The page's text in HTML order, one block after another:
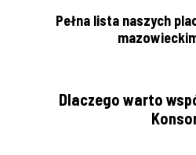
Pełna lista naszych
Dlaczego warto